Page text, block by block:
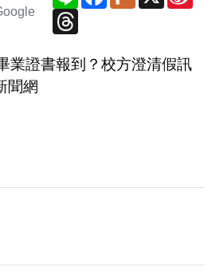
Threads
業證書報到？校方澄清假訊
聞網